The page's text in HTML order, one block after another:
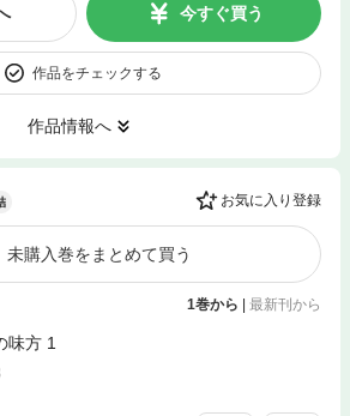
今すぐ買う
作品をチェックする
作品情報へ
お気に入り登録
未購入巻をまとめて買う
1巻から 最新刊から
味方 1